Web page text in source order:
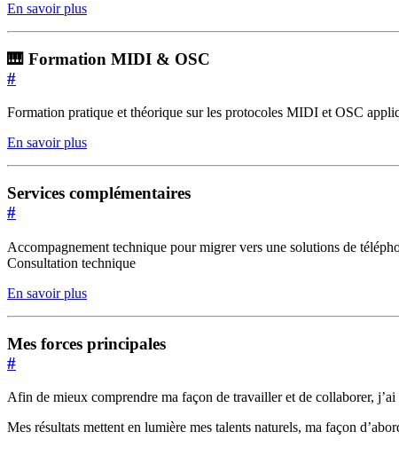
En savoir plus
🎹 Formation MIDI & OSC
#
Formation pratique et théorique sur les protocoles MIDI et OSC
En savoir plus
Services complémentaires
#
Accompagnement technique pour migrer vers une solutions de
Consultation technique
En savoir plus
Mes forces principales
#
Afin de mieux comprendre ma façon de travailler et de collaborer,
Mes résultats mettent en lumière mes talents naturels, ma façon